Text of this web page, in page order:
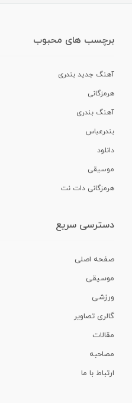
برچسب های محبوب
آهنگ جدید بندری
هرمزگانی
آهنگ بندری
بندرعباس
دانلود
موسیقی
هرمزگانی دات نت
دسترسی سریع
صفحه اصلی
موسیقی
ورزشی
گالری تصاویر
مقالات
مصاحبه
ارتباط با ما